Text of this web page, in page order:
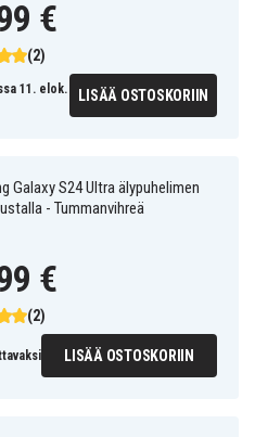
(2)
€
11. elok.
LISÄÄ OSTOSKORIIN
Galaxy S24 Ultra älypuhelimen
- Tummanvihreä
(2)
€
LISÄÄ OSTOSKORIIN